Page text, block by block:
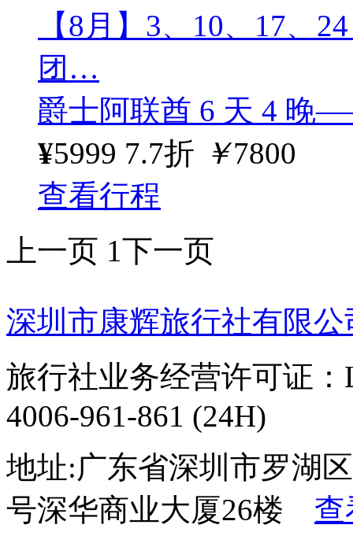
【8月】3、10、17、
团…
爵士阿联酋 6 天 4 晚
¥5999 7.7折 ￥7800
查看行程
上一页 1下一页
深圳市康辉旅行社有限
旅行社业务经营许可证：
4006-961-861 (24H)
地址:广东省深圳市罗湖
号深华商业大厦26楼 查